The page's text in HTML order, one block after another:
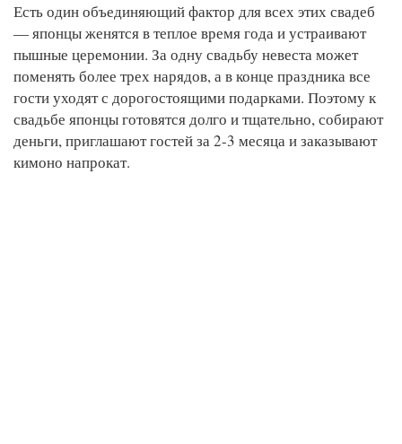
Есть один объединяющий фактор для всех этих свадеб
— японцы женятся в теплое время года и устраивают
пышные церемонии. За одну свадьбу невеста может
поменять более трех нарядов, а в конце праздника все
гости уходят с дорогостоящими подарками. Поэтому к
свадьбе японцы готовятся долго и тщательно, собирают
деньги, приглашают гостей за 2-3 месяца и заказывают
кимоно напрокат.